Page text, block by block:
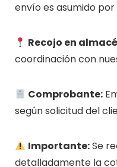
envío es asumido
Recojo en
coordinación con
Comprobante:
según solicitud del
Importante:Se
detalladamente la